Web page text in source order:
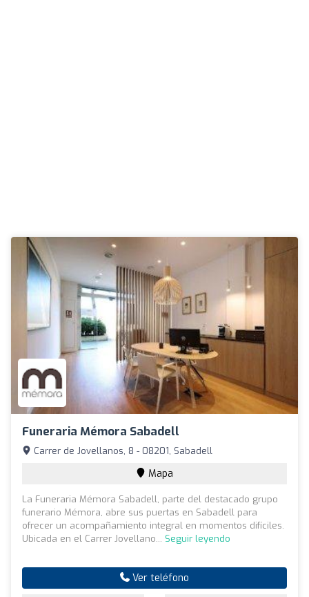
Funeraria Mémora Sabadell
Carrer de Jovellanos, 8 - 08201, Sabadell
Mapa
La Funeraria Mémora Sabadell, parte del destacado grupo
funerario Mémora, abre sus puertas en Sabadell para
ofrecer un acompañamiento integral en momentos difíciles.
Ubicada en el Carrer Jovellano... Seguir leyendo
Ver teléfono